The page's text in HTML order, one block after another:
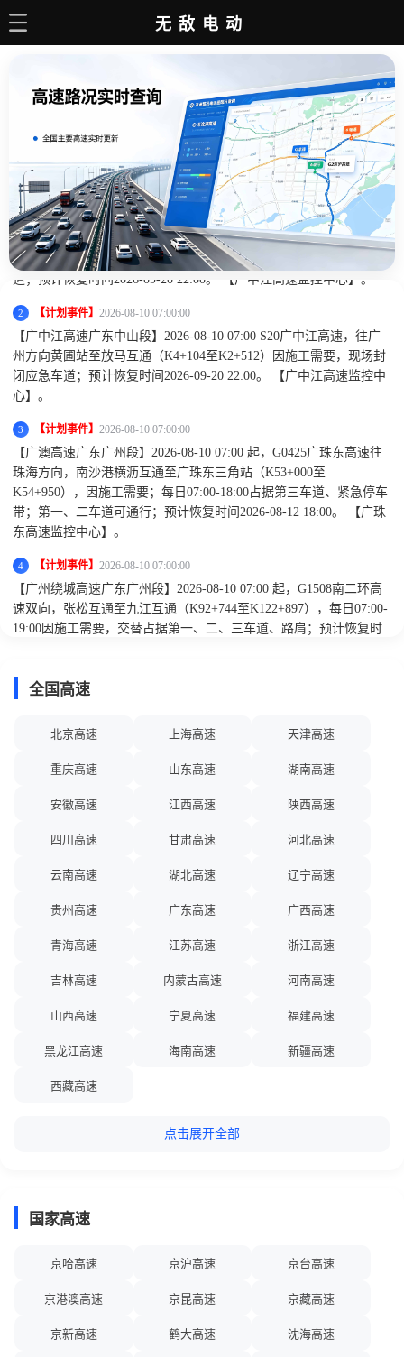
电动百科
电车资讯
电车手册
电动问答
充电站
销量榜
无敌电动
1 【计划事件】2026-08-10 07:00:00
【广中江高速广东中山段】2026-08-10 07:00 起，S20广中江高速往
广州方向，黄圃站入口（K2+872），因施工需要，现场封闭该匝
道；预计恢复时间2026-09-20 22:00。 【广中江高速监控中心】。
2 【计划事件】 2026-08-10 07:00:00
【广中江高速广东中山段】2026-08-10 07:00 S20广中江高速，往广
州方向黄圃站至放马互通（K4+104至K2+512）因施工需要，现场封
闭应急车道；预计恢复时间2026-09-20 22:00。 【广中江高速监控中
心】。
3 【计划事件】 2026-08-10 07:00:00
【广澳高速广东广州段】2026-08-10 07:00 起，G0425广珠东高速往
珠海方向，南沙港横沥互通至广珠东三角站（K53+000至
K54+950），因施工需要；每日07:00-18:00占据第三车道、紧急停车
带；第一、二车道可通行；预计恢复时间2026-08-12 18:00。 【广珠
东高速监控中心】。
4 【计划事件】 2026-08-10 07:00:00
【广州绕城高速广东广州段】2026-08-10 07:00 起，G1508南二环高
速双向，张松互通至九江互通（K92+744至K122+897），每日07:00-
19:00因施工需要，交替占据第一、二、三车道、路肩；预计恢复时
【广龙高速广东广州段】2026-08-09 08:00起 S6南沙大桥双向，海鸥
08:00至18:00交替占据第一、二、三、四车道、路肩，预计恢复时间
【广澳高速广东广州段】2026-08-09 07:00 起，G0425广珠北高速双
向，东二环高速草堂站至南二环东涌互通（K18+339至K30+500），
通行；预计恢复时间2026-08-25 19:00。 【广珠北高速监控中心】。
2026-08-08 16:02:38
站附近），单幅双向通行路段往西安方向一车辆故障占道，处置期
挥，注意行车安全。
2026-08-08 15:54:17
【连霍高速甘肃酒泉段】G30连霍高速嘉安段K2452处（清泉收费站
需从黑山湖收费站驶出绕行至清泉收费站驶入。请司乘人员合理规划
【连霍高速甘肃酒泉段】8月8日15:00我省高速公路天气晴或多云。
方向车流量大，辖区交管大队暂对酒泉经开区至下河清沿线各收费站
行秩序良好。
全国高速
北京高速 上海高速 天津高速
重庆高速 山东高速 湖南高速
安徽高速 江西高速 陕西高速
四川高速 甘肃高速 河北高速
云南高速 湖北高速 辽宁高速
贵州高速 广东高速 广西高速
青海高速 江苏高速 浙江高速
吉林高速 内蒙古高速 河南高速
山西高速 宁夏高速 福建高速
黑龙江高速 海南高速 新疆高速
西藏高速
点击展开全部
国家高速
京哈高速 京沪高速 京台高速
京港澳高速 京昆高速 京藏高速
京新高速 鹤大高速 沈海高速